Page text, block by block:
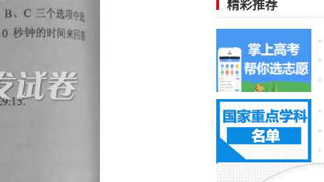
精彩推荐